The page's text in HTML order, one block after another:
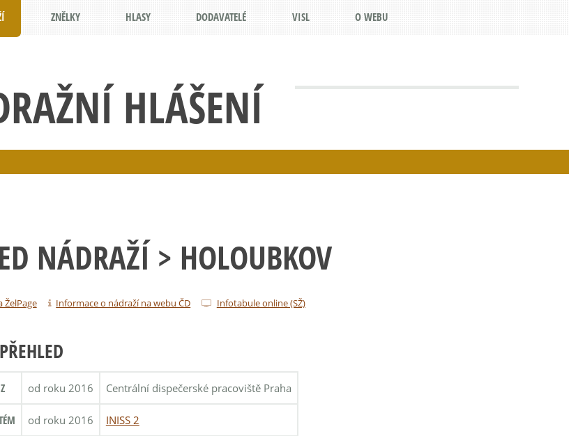
HLÁŠENÍ
ZNĚLKY HLASY DODAVATELÉ VISL O WEBU
NÁDRAŽÍ > HOLOUBKOV
ŽelPage Informace o nádraží na webu ČD Infotabule online (SŽ)
od roku 2016 Centrální dispečerské pracoviště Praha
od roku 2016 INISS 2